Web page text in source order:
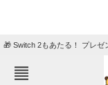
🎁 Switch 2もあたる！ プレゼ